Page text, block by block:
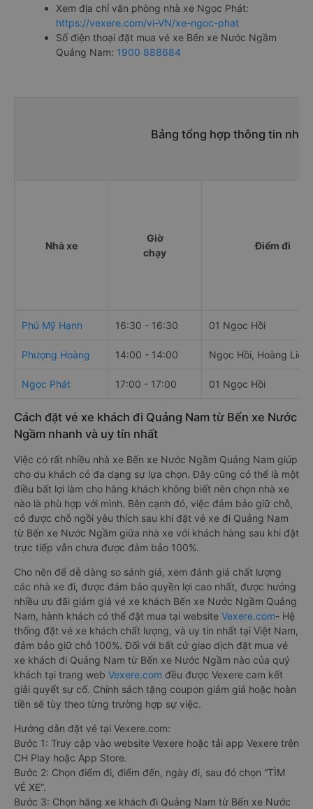
Xem địa chỉ văn phòng nhà xe Ngọc Phát:
https://vexere.com/vi-VN/xe-ngoc-phat
Số điện thoại đặt mua vé xe Bến xe Nước Ngầm
Quảng Nam: 1900 888684
Bảng tổng hợp thông tin nhà
Nhà xe
Giờ
chạy
Điểm đi
Phú Mỹ Hạnh 16:30 - 16:30 01 Ngọc Hồi
Phượng Hoàng 14:00 - 14:00 Ngọc Hồi, Hoàng Liệt
Ngọc Phát 17:00 - 17:00 01 Ngọc Hồi
Cách đặt vé xe khách đi Quảng Nam từ Bến xe Nước
Ngầm nhanh và uy tín nhất
Việc có rất nhiều nhà xe Bến xe Nước Ngầm Quảng Nam giúp
cho du khách có đa dạng sự lựa chọn. Đây cũng có thể là một
điều bất lợi làm cho hàng khách không biết nên chọn nhà xe
nào là phù hợp với mình. Bên cạnh đó, việc đảm bảo giữ chỗ,
có được chỗ ngồi yêu thích sau khi đặt vé xe đi Quảng Nam
từ Bến xe Nước Ngầm giữa nhà xe với khách hàng sau khi đặt
trực tiếp vẫn chưa được đảm bảo 100%.
Cho nên để dễ dàng so sánh giá, xem đánh giá chất lượng
các nhà xe đi, được đảm bảo quyền lợi cao nhất, được hưởng
nhiều ưu đãi giảm giá vé xe khách Bến xe Nước Ngầm Quảng
Nam, hành khách có thể đặt mua tại website Vexere.com- Hệ
thống đặt vé xe khách chất lượng, và uy tín nhất tại Việt Nam,
đảm bảo giữ chỗ 100%. Đối với bất cứ giao dịch đặt mua vé
xe khách đi Quảng Nam từ Bến xe Nước Ngầm nào của quý
khách tại trang web Vexere.com đều được Vexere cam kết
giải quyết sự cố. Chính sách tặng coupon giảm giá hoặc hoàn
tiền sẽ tùy theo từng trường hợp sự việc.
Hướng dẫn đặt vé tại Vexere.com:
Bước 1: Truy cập vào website Vexere hoặc tải app Vexere trên
CH Play hoặc App Store.
Bước 2: Chọn điểm đi, điểm đến, ngày đi, sau đó chọn “TÌM
VÉ XE”.
Bước 3: Chọn hãng xe khách đi Quảng Nam từ Bến xe Nước